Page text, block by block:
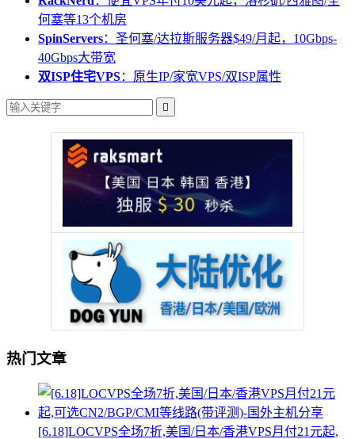
何塞等13个机房
SpinServers：圣何塞/达拉斯服务器$49/月起，10Gbps-
40Gbps大带宽
双ISP住宅VPS：原生IP/家宽VPS/双ISP属性

热门文章
[6.18]LOCVPS全场7折,美国/日本/香港VPS月付21元起,